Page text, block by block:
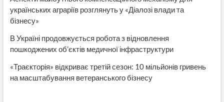
українських аграріїв розглянуть у «Діалозі влади та
бізнесу»
В Україні продовжується робота з відновлення
пошкоджених об’єктів медичної інфраструктури
«Траєкторія» відкриває третій сезон: 10 мільйонів гривень
на масштабування ветеранського бізнесу